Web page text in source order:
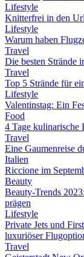
Lifestyle
Knitterfrei in den
Lifestyle
Warum haben
Travel
Die besten Strände
Travel
Top 5 Strände für
Lifestyle
Valentinstag: Ein
Food
4 Tage kulinarische
Travel
Eine Gaumenreise
Italien
Riccione im
Beauty
Beauty-Trends
prägen
Lifestyle
Private Jets und
luxuriöser
Travel